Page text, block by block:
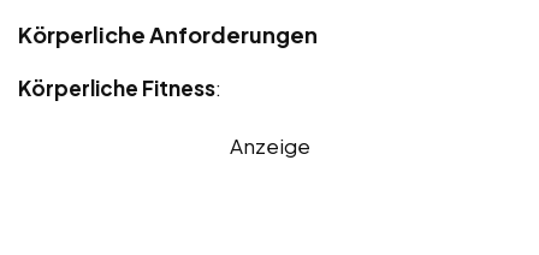
Körperliche Anforderungen
Körperliche Fitness:
Anzeige